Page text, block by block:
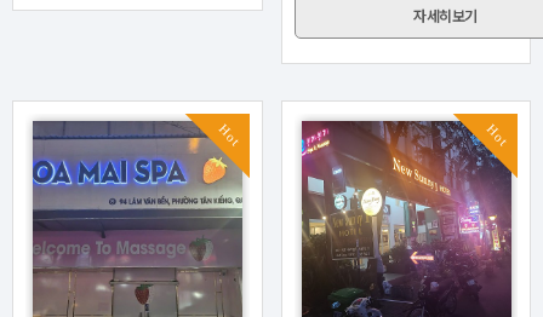
자세히보기
Hot Hot